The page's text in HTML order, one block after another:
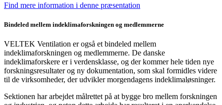
Find mere information i denne præsentation
Bindeled mellem indeklimaforskningen og medlemmerne
VELTEK Ventilation er også et bindeled mellem
indeklimaforskningen og medlemmerne. De danske
indeklimaforskere er i verdensklasse, og der kommer hele tiden nye
forskningsresultater og ny dokumentation, som skal formidles videre
til de virksomheder, der udvikler morgendagens indeklimaløsninger.
Sektionen har arbejdet målrettet på at bygge bro mellem forskningen